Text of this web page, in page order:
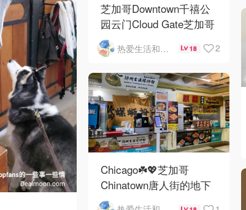
芝加哥Downtown千禧公
园云门Cloud Gate芝加哥
河街景❤️鳞次栉比的高楼
热爱生活和自由的轻舞飞扬 18 2
Chicago☘️💖芝加哥
Chinatown唐人街的地下
mini小美食城